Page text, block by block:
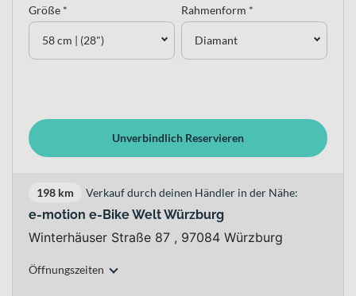
Größe *
58 cm | (28")
Rahmenform *
Diamant
Unverbindlich Reservieren
198 km Verkauf durch deinen Händler in der Nähe:
e-motion e-Bike Welt Würzburg
Winterhäuser Straße 87 , 97084 Würzburg
Öffnungszeiten